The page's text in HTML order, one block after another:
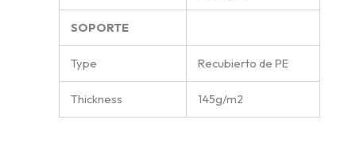
SOPORTE
Type Recubierto de PE
Thickness 145g/m2